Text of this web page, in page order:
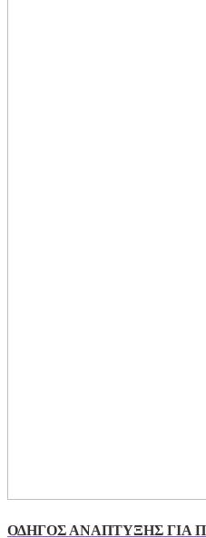
ΟΔΗΓΟΣ ΑΝΑΠΤΥΞΗΣ ΓΙΑ